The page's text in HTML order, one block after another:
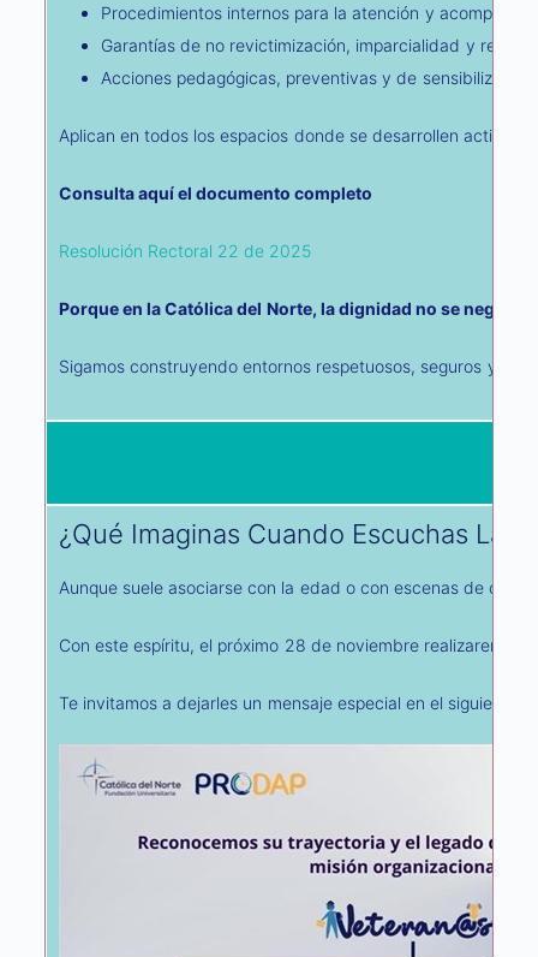
Procedimientos internos para la atención y
Garantías de no revictimización, imparcialidad y
Acciones pedagógicas, preventivas y de
Aplican en todos los espacios donde se desarrollen
Consulta aquí el documento completo
Resolución Rectoral 22 de 2025
Porque en la Católica del Norte, la dignidad no se negocia
Sigamos construyendo entornos respetuosos, seguros y
¿Qué Imaginas Cuando Escuchas La
Aunque suele asociarse con la edad o con escenas de
Con este espíritu, el próximo 28 de noviembre
Te invitamos a dejarles un mensaje especial en el siguiente